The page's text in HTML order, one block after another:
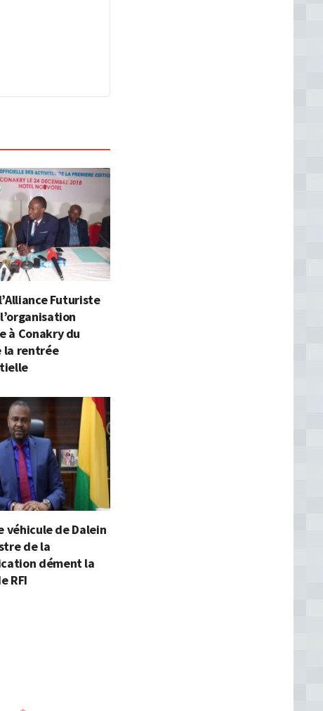
Futuriste
à Conakry du
la rentrée
véhicule de Dalein
de la
dément la
RFI